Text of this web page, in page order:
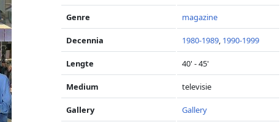
Genre magazine
Decennia 1980-1989, 1990-1999
Lengte 40' - 45'
Medium televisie
Gallery Gallery